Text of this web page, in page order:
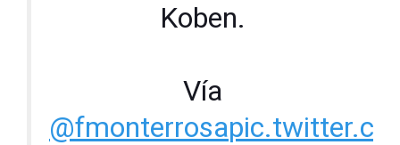
Koben.
Vía
@fmonterrosa